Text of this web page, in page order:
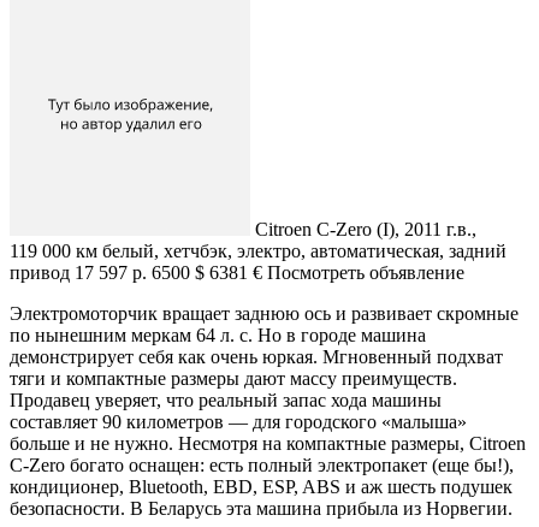
Citroen C-Zero (I), 2011 г.в.,
119 000 км белый, хетчбэк, электро, автоматическая, задний
привод 17 597 р. 6500 $ 6381 € Посмотреть объявление
Электромоторчик вращает заднюю ось и развивает скромные
по нынешним меркам 64 л. с. Но в городе машина
демонстрирует себя как очень юркая. Мгновенный подхват
тяги и компактные размеры дают массу преимуществ.
Продавец уверяет, что реальный запас хода машины
составляет 90 километров — для городского «малыша»
больше и не нужно. Несмотря на компактные размеры, Citroen
C-Zero богато оснащен: есть полный электропакет (еще бы!),
кондиционер, Bluetooth, EBD, ESP, ABS и аж шесть подушек
безопасности. В Беларусь эта машина прибыла из Норвегии.